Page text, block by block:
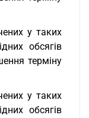
у таких
обсягів
терміну
у таких
обсягів